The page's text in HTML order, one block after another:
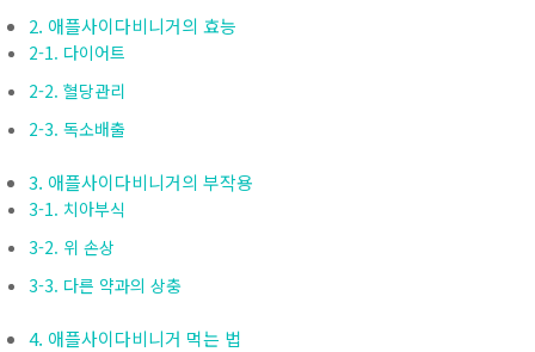
2. 애플사이다비니거의 효능
2-1. 다이어트
2-2. 혈당관리
2-3. 독소배출
3. 애플사이다비니거의 부작용
3-1. 치아부식
3-2. 위 손상
3-3. 다른 약과의 상충
4. 애플사이다비니거 먹는 법